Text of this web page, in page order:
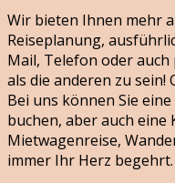
Wir bieten Ihnen mehr
Reiseplanung,
Mail, Telefon oder
als die anderen zu sein!
Bei uns können Sie
buchen, aber auch eine
Mietwagenreise,
immer Ihr Herz begehrt.